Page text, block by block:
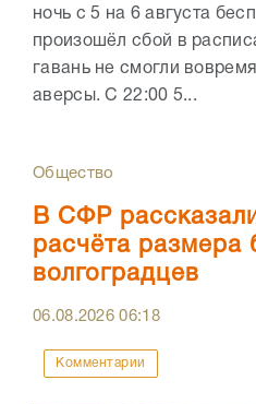
ночь с 5 на 6 августа
произошёл сбой в
гавань не смогли
аверсы. С 22:00 5...
Общество
В СФР
расчёта размера
волгоградцев
06.08.202606:18
Комментарии